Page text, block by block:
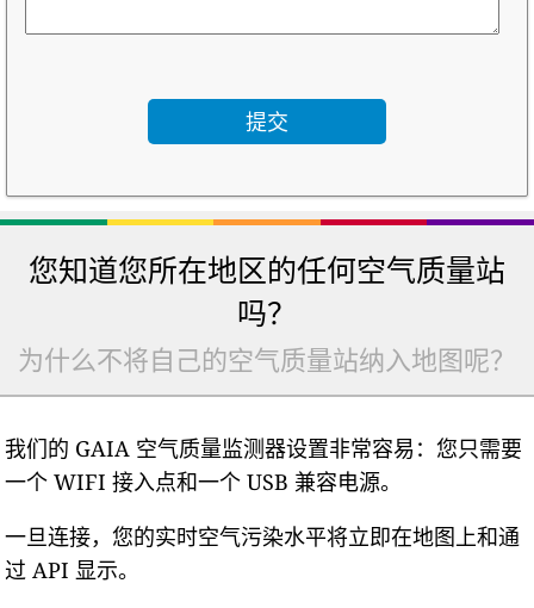
您知道您所在地区的任何空气质量站
吗？
为什么不将自己的空气质量站纳入地图呢？
我们的 GAIA 空气质量监测器设置非常容易：您只需要
一个 WIFI 接入点和一个 USB 兼容电源。
一旦连接，您的实时空气污染水平将立即在地图上和通
过 API 显示。